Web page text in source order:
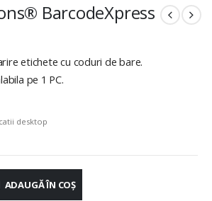
BarcodeXpress
etichete cu coduri de bare.
pe 1 PC.
desktop
ADAUGĂ ÎN COȘ